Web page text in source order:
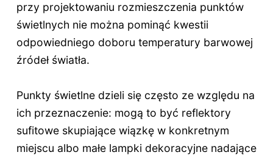
przy projektowaniu rozmieszczenia punktów
świetlnych nie można pominąć kwestii
odpowiedniego doboru temperatury barwowej
źródeł światła.
Punkty świetlne dzieli się często ze względu na
ich przeznaczenie: mogą to być reflektory
sufitowe skupiające wiązkę w konkretnym
miejscu albo małe lampki dekoracyjne nadające